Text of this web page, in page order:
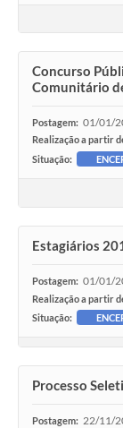
Concurso
Comunitário
Postagem: 01/01/
Realização a partir
Situação:
Estagiários
Postagem: 01/01/
Realização a partir
Situação:
Processo
Postagem: 22/11/